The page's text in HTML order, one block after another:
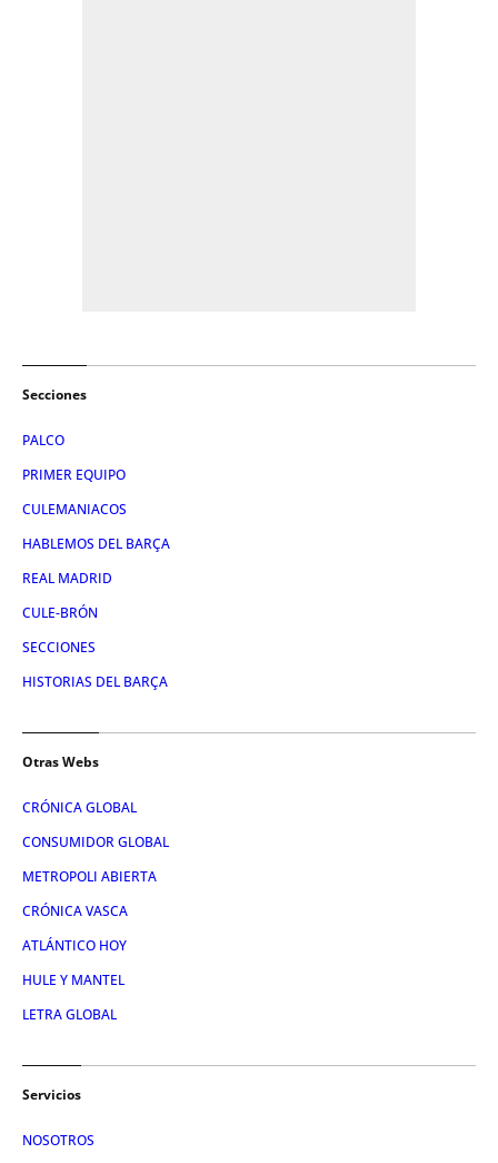
Secciones
PALCO
PRIMER EQUIPO
CULEMANIACOS
HABLEMOS DEL BARÇA
REAL MADRID
CULE-BRÓN
SECCIONES
HISTORIAS DEL BARÇA
Otras Webs
CRÓNICA GLOBAL
CONSUMIDOR GLOBAL
METROPOLI ABIERTA
CRÓNICA VASCA
ATLÁNTICO HOY
HULE Y MANTEL
LETRA GLOBAL
Servicios
NOSOTROS